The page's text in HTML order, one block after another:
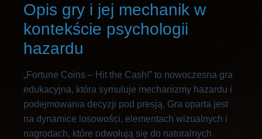
Opis gry i jej mechanik w
kontekście psychologii
hazardu
„Fortune Coins – Hit the Cash!” to nowoczesna gra
edukacyjna, która symuluje mechanizmy hazardu i
podejmowania decyzji pod presją. Gra oparta jest
na dynamice losowości, elementach wizualnych i
nagrodach, które odwołują się do naturalnych